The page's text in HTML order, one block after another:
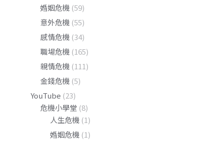
婚姻危機 (59)
意外危機 (55)
感情危機 (34)
職場危機 (165)
親情危機 (111)
金錢危機 (5)
YouTube (23)
危機小學堂 (8)
人生危機 (1)
婚姻危機 (1)